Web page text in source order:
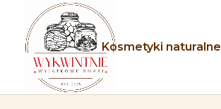
Kosmetyki naturalne